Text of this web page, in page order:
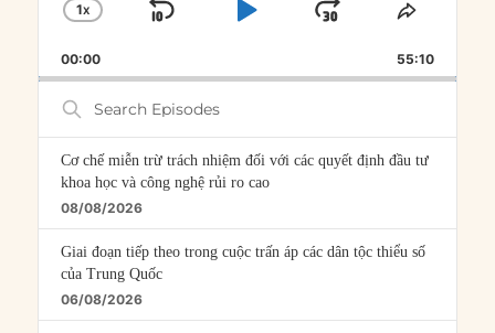
CHANGE
RATE
1X
SKIP
PLAYJUMP
FORWARD
SHARE
00:00 55:10
Search
Episodes
Cơ chế miễn trừ trách nhiệm đối với các quyết định đầu tư
khoa học và công nghệ rủi ro cao
08/08/2026
Giai đoạn tiếp theo trong cuộc trấn áp các dân tộc thiểu số
của Trung Quốc
06/08/2026